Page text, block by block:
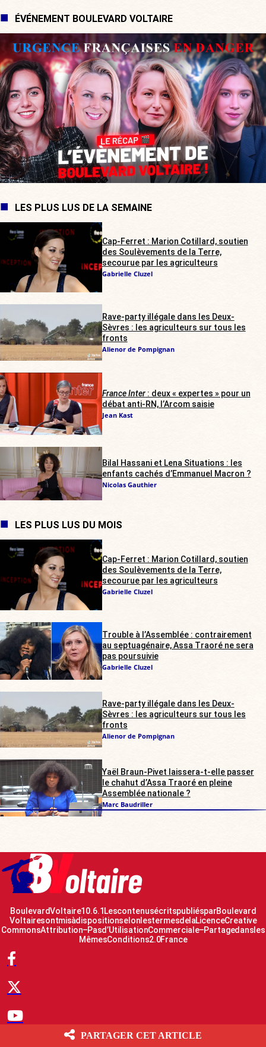
ÉVÉNEMENT BOULEVARD VOLTAIRE
LES PLUS LUS DE LA SEMAINE
Cap-Ferret : Marion Cotillard, soutien
des Soulèvements de la Terre,
secourue par les agriculteurs
Gabrielle Cluzel
Rave-party illégale dans les Deux-
Sèvres : les agriculteurs sur tous les
fronts
Alienor de Pompignan
France Inter: deux « expertes » pour un
débat anti-RN, l’Arcom saisie
Jean Kast
Bilal Hassani et Lena Situations : les
enfants cachés d’Emmanuel Macron ?
Nicolas Gauthier
LES PLUS LUS DU MOIS
Cap-Ferret : Marion Cotillard, soutien
des Soulèvements de la Terre,
secourue par les agriculteurs
Gabrielle Cluzel
Trouble à l’Assemblée : contrairement
au septuagénaire, Assa Traoré ne sera
pas poursuivie
Gabrielle Cluzel
Rave-party illégale dans les Deux-
Sèvres : les agriculteurs sur tous les
fronts
Alienor de Pompignan
Yaël Braun-Pivet laissera-t-elle passer
le chahut d’Assa Traoré en pleine
Assemblée nationale ?
Marc Baudriller
Boulevard Voltaire 10.6.1 Les contenus écrits publiés par Boulevard
Voltaire sont mis à disposition selon les termes de la Licence Creative
Commons Attribution – Pas d’Utilisation Commerciale – Partage dans les
Mêmes Conditions 2.0 France
PARTAGER CET ARTICLE